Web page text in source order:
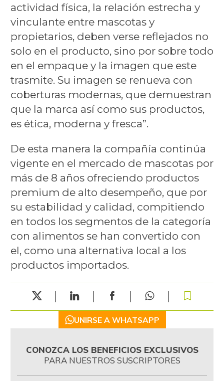
actividad física, la relación estrecha y
vinculante entre mascotas y
propietarios, deben verse reflejados no
solo en el producto, sino por sobre todo
en el empaque y la imagen que este
trasmite. Su imagen se renueva con
coberturas modernas, que demuestran
que la marca así como sus productos,
es ética, moderna y fresca”.
De esta manera la compañía continúa
vigente en el mercado de mascotas por
más de 8 años ofreciendo productos
premium de alto desempeño, que por
su estabilidad y calidad, compitiendo
en todos los segmentos de la categoría
con alimentos se han convertido con
el, como una alternativa local a los
productos importados.
UNIRSE A WHATSAPP
CONOZCA LOS BENEFICIOS EXCLUSIVOS
PARA NUESTROS SUSCRIPTORES